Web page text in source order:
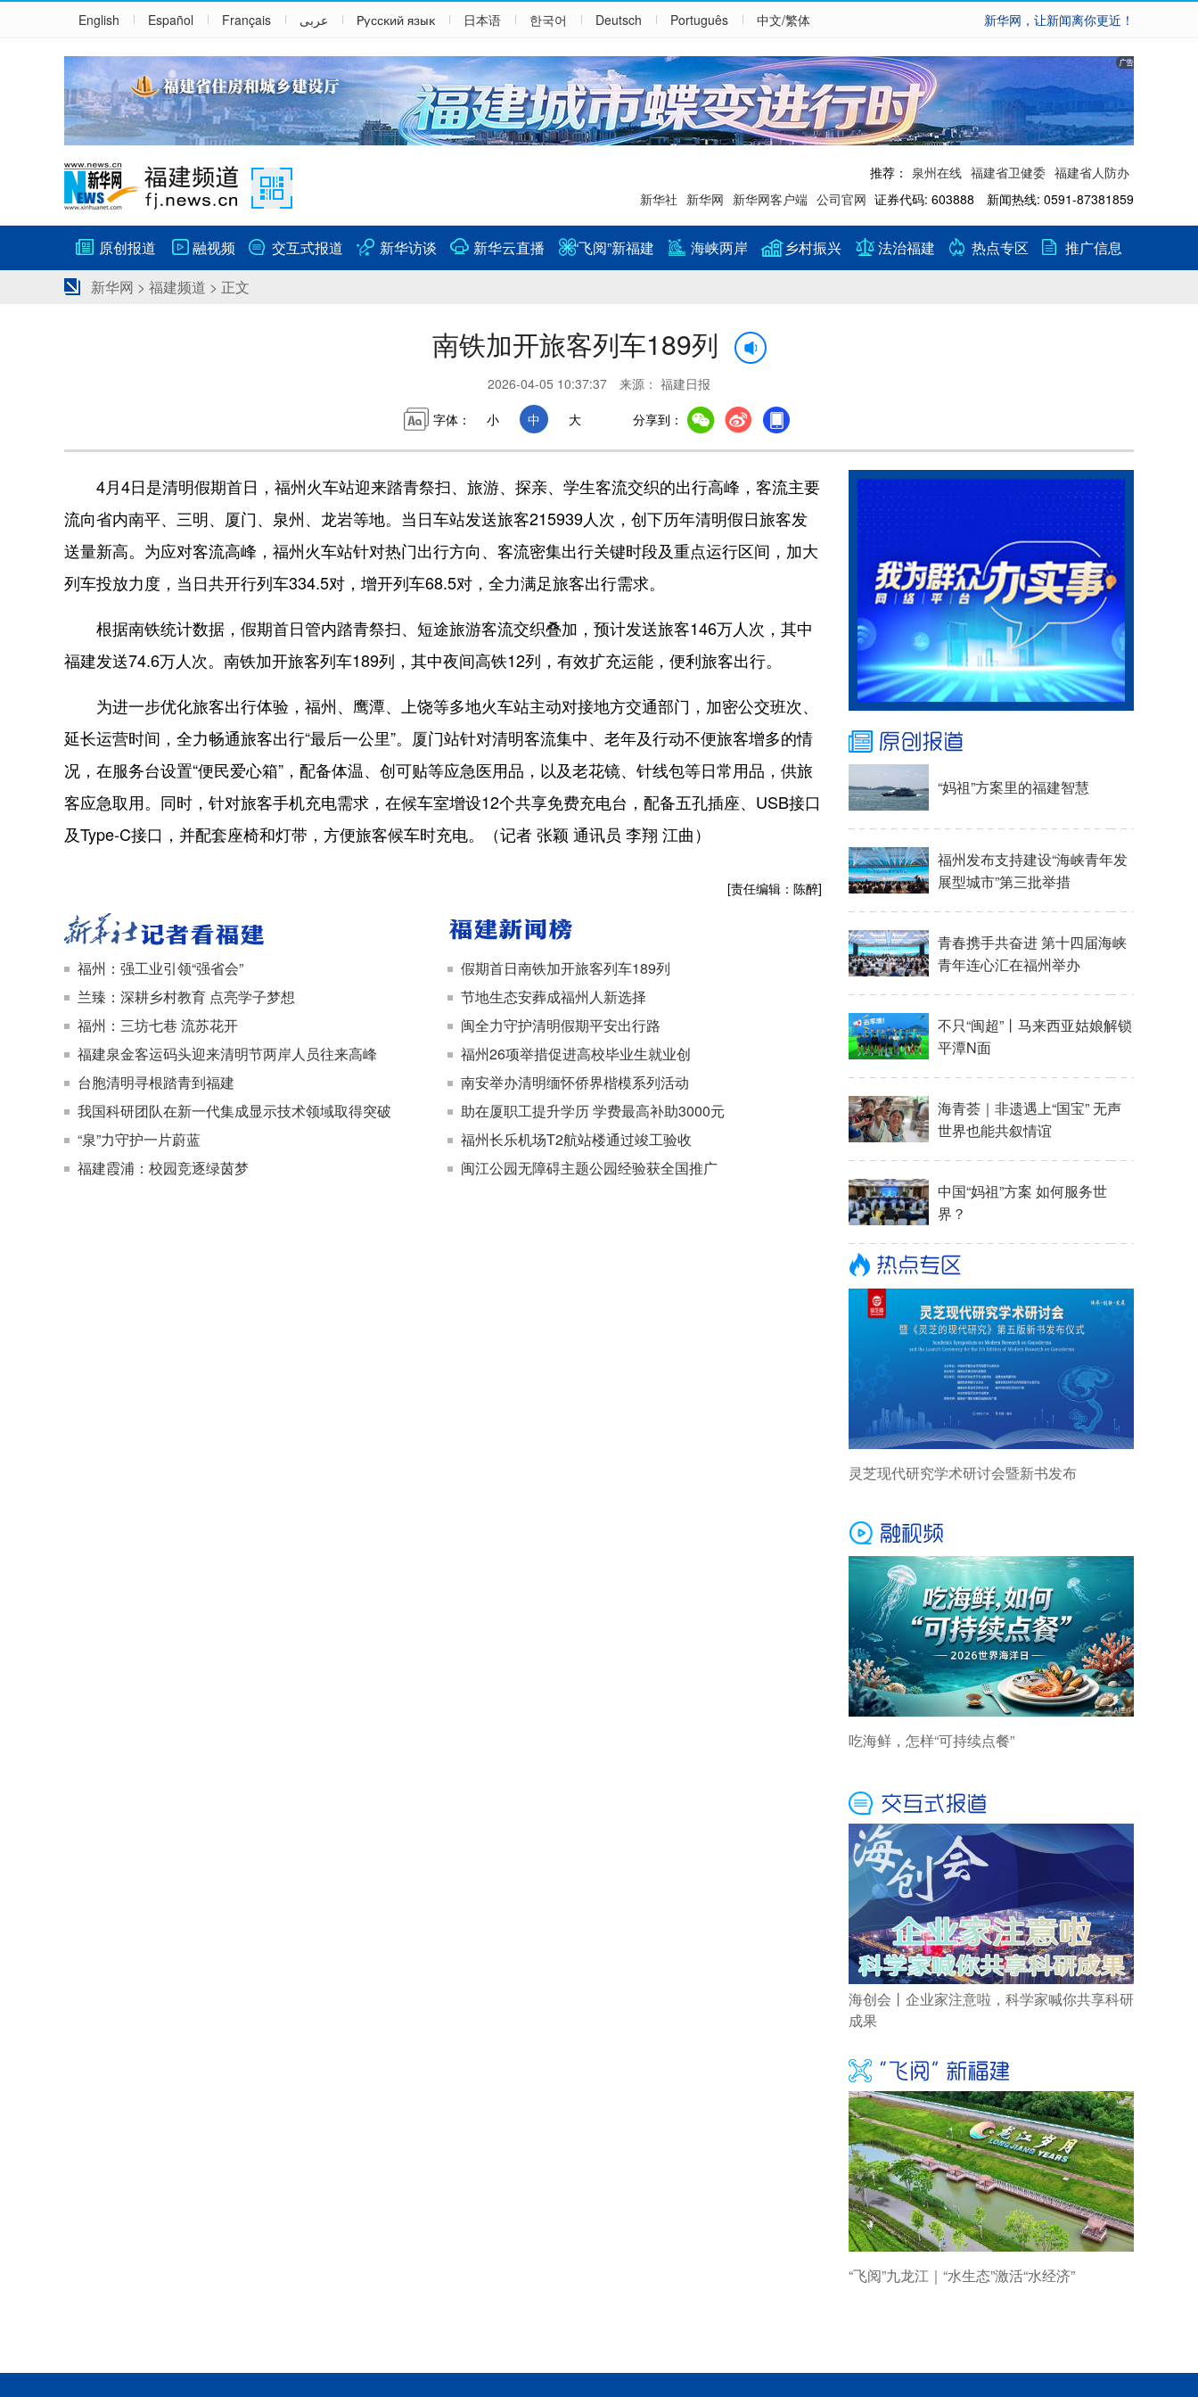
English Español Français عربى Русский язык 日本语 한국어 Deutsch Português 中文/繁体 新华网，让新闻离你更近！
推荐： 泉州在线 福建省卫健委 福建省人防办
新华社 新华网 新华网客户端 公司官网 证券代码: 603888 新闻热线: 0591-87381859
原创报道 融视频 交互式报道 新华访谈 新华云直播 “飞阅”新福建 海峡两岸 乡村振兴 法治福建 热点专区
推广信息
新华网 > 福建频道 > 正文
南铁加开旅客列车189列
2026-04-05 10:37:37 来源： 福建日报
字体：
小 中 大 分享到：
4月4日是清明假期首日，福州火车站迎来踏青祭扫、旅游、探亲、学生客流交织的出行高峰，客流主要
流向省内南平、三明、厦门、泉州、龙岩等地。当日车站发送旅客215939人次，创下历年清明假日旅客发
送量新高。为应对客流高峰，福州火车站针对热门出行方向、客流密集出行关键时段及重点运行区间，加大
列车投放力度，当日共开行列车334.5对，增开列车68.5对，全力满足旅客出行需求。
根据南铁统计数据，假期首日管内踏青祭扫、短途旅游客流交织叠加，预计发送旅客146万人次，其中
福建发送74.6万人次。南铁加开旅客列车189列，其中夜间高铁12列，有效扩充运能，便利旅客出行。
为进一步优化旅客出行体验，福州、鹰潭、上饶等多地火车站主动对接地方交通部门，加密公交班次、
延长运营时间，全力畅通旅客出行“最后一公里”。厦门站针对清明客流集中、老年及行动不便旅客增多的情
况，在服务台设置“便民爱心箱”，配备体温、创可贴等应急医用品，以及老花镜、针线包等日常用品，供旅
客应急取用。同时，针对旅客手机充电需求，在候车室增设12个共享免费充电台，配备五孔插座、USB接口
及Type-C接口，并配套座椅和灯带，方便旅客候车时充电。（记者 张颖 通讯员 李翔 江曲）
[责任编辑：陈醉]
福州：强工业引领“强省会”
兰臻：深耕乡村教育 点亮学子梦想
福州：三坊七巷 流苏花开
福建泉金客运码头迎来清明节两岸人员往来高峰
台胞清明寻根踏青到福建
我国科研团队在新一代集成显示技术领域取得突破
“泉”力守护一片蔚蓝
福建霞浦：校园竞逐绿茵梦
假期首日南铁加开旅客列车189列
节地生态安葬成福州人新选择
闽全力守护清明假期平安出行路
福州26项举措促进高校毕业生就业创
南安举办清明缅怀侨界楷模系列活动
助在厦职工提升学历 学费最高补助3000元
福州长乐机场T2航站楼通过竣工验收
闽江公园无障碍主题公园经验获全国推广